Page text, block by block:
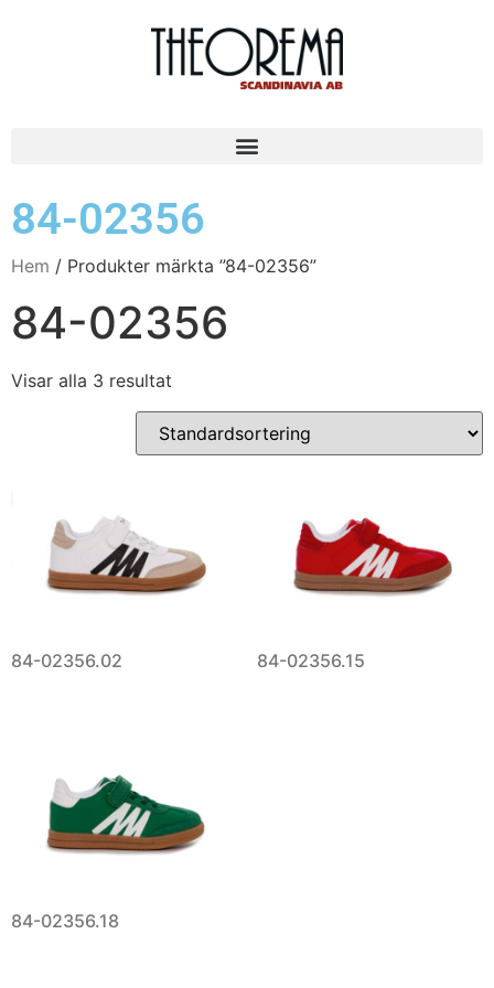
84-02356
Hem / Produkter märkta ”84-02356”
84-02356
Visar alla 3 resultat
84-02356.02 84-02356.15
84-02356.18